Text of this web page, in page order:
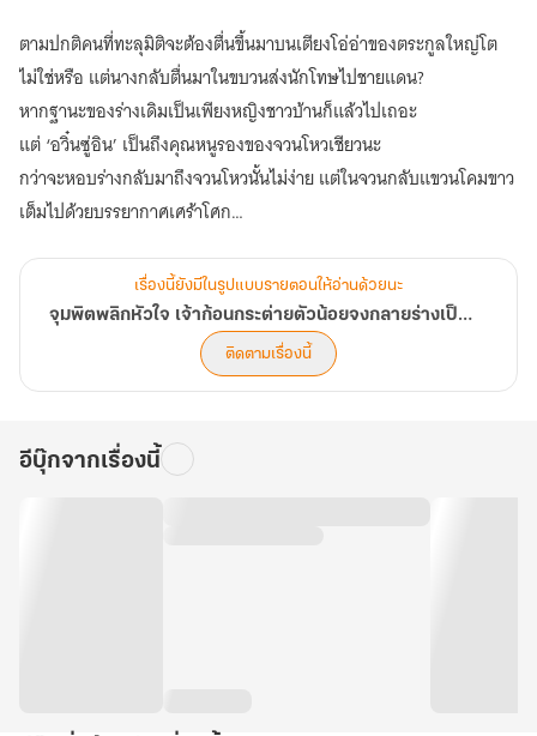
เป็น
ชายา
[นิยาย
แปล]
ตามปกติคนที่ทะลุมิติจะต้องตื่นขึ้นมาบนเตียงโอ่อ่าของตระกูลใหญ่โต
ไม่ใช่หรือ แต่นางกลับตื่นมาในขบวนส่งนักโทษไปชายแดน?
หากฐานะของร่างเดิมเป็นเพียงหญิงชาวบ้านก็แล้วไปเถอะ
แต่ ‘อวิ๋นซู่อิน’ เป็นถึงคุณหนูรองของจวนโหวเชียวนะ
กว่าจะหอบร่างกลับมาถึงจวนโหวนั้นไม่ง่าย แต่ในจวนกลับแขวนโคมขาว
เต็มไปด้วยบรรยากาศเศร้าโศก
คุณหนูใหญ่ที่เป็นแค่ลูกติดของฮูหยินคนใหม่!
หึ! ไม่ต้องสืบให้มากความก็พอจะรู้ได้ว่าสถานะในบ้านของร่างนี้ไม่น่า
แม่เลี้ยงกลั่นแกล้ง? แกล้งได้ก็ลองดู!
พี่สาวที่เป็นแค่ลูกเลี้ยงแอบมีสัมพันธ์กับองค์ชายสี่ที่เป็นคู่หมั้นของ
เรื่องนี้ยังมีในรูปแบบรายตอนให้อ่านด้วยนะ
จุมพิตพลิกหัวใจ เจ้าก้อนกระต่ายตัวน้อยจงกลายร่างเป็นชายา [นิยายแปล]
ติดตามเรื่องนี้
อีบุ๊กจากเรื่องนี้